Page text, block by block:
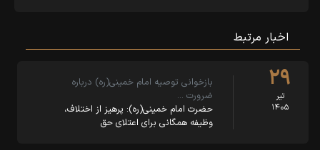
اخبار مرتبط
۲۹
تیر
۱۴۰۵
بازخوانی توصیه امام خمینی(ره) درباره
ضرورت …
حضرت امام خمینی(ره): پرهیز از اختلاف،
وظیفه همگانی برای اعتلای حق